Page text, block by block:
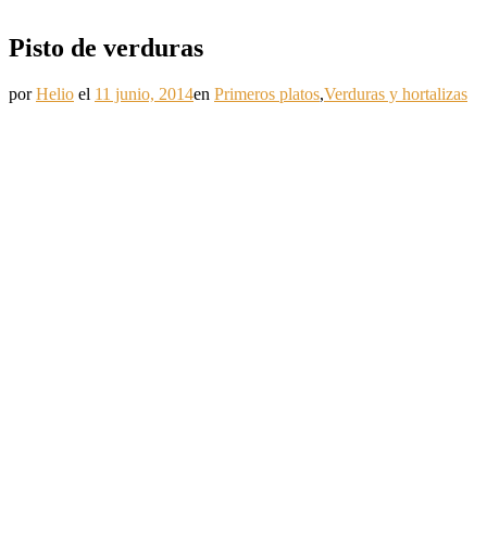
Pisto de verduras
porHelio el 11 junio, 2014en Primeros platos,Verduras y hortalizas